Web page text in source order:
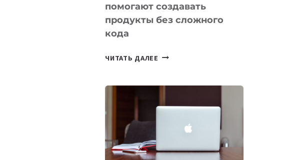
помогают создавать
продукты без сложного
кода
ЧИТАТЬ ДАЛЕЕ
КОТОРЫЕ
СОЗДАВАТЬ
БЕЗ